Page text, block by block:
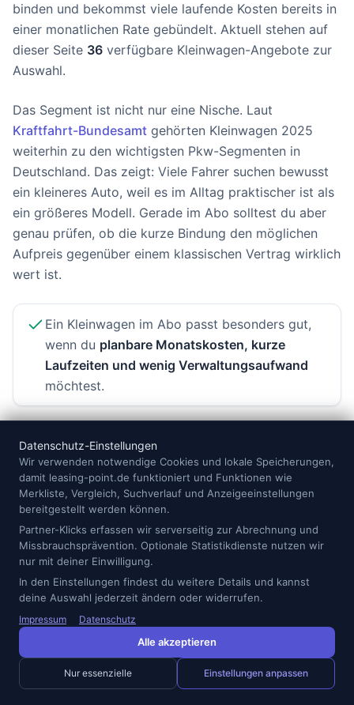
binden und bekommst viele laufende Kosten bereits in
einer monatlichen Rate gebündelt. Aktuell stehen auf
dieser Seite 36 verfügbare Kleinwagen-Angebote zur
Auswahl.
Das Segment ist nicht nur eine Nische. Laut
Kraftfahrt-Bundesamt gehörten Kleinwagen 2025
weiterhin zu den wichtigsten Pkw-Segmenten in
Deutschland. Das zeigt: Viele Fahrer suchen bewusst
ein kleineres Auto, weil es im Alltag praktischer ist als
ein größeres Modell. Gerade im Abo solltest du aber
genau prüfen, ob die kurze Bindung den möglichen
Aufpreis gegenüber einem klassischen Vertrag wirklich
wert ist.
Ein Kleinwagen im Abo passt besonders gut,
wenn du planbare Monatskosten, kurze
Laufzeiten und wenig Verwaltungsaufwand
möchtest.
Für wen sich ein Kleinwagen im Abo
wirklich lohnt
Ein Kleinwagen ist vor allem dann interessant, wenn du
selten mit vielen Personen unterwegs bist, häufig in
der Stadt fährst oder ein zweites Auto für den
Haushalt suchst. Die kurzen Außenmaße helfen beim
Parken, die Bedienung ist unkompliziert und moderne
Modelle bieten oft deutlich mehr Assistenz- und
Sicherheitsausstattung, als man früher von kleinen
Fahrzeugen erwartet hätte.
Auch für Übergangsphasen kann ein solches Angebot
Datenschutz-Einstellungen
Wir verwenden notwendige Cookies und lokale Speicherungen,
damit leasing-point.de funktioniert und Funktionen wie
Merkliste, Vergleich, Suchverlauf und Anzeigeeinstellungen
bereitgestellt werden können.
Partner-Klicks erfassen wir serverseitig zur Abrechnung und
Missbrauchsprävention. Optionale Statistikdienste nutzen wir
nur mit deiner Einwilligung.
In den Einstellungen findest du weitere Details und kannst
deine Auswahl jederzeit ändern oder widerrufen.
Impressum Datenschutz
Alle akzeptieren
Nur essenzielle Einstellungen anpassen